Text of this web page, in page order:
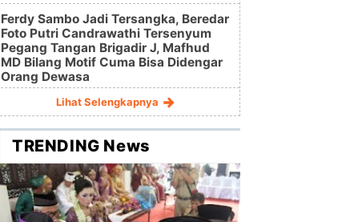
Ferdy Sambo Jadi Tersangka, Beredar
Foto Putri Candrawathi Tersenyum
Pegang Tangan Brigadir J, Mafhud
MD Bilang Motif Cuma Bisa Didengar
Orang Dewasa
Lihat Selengkapnya
TRENDING News